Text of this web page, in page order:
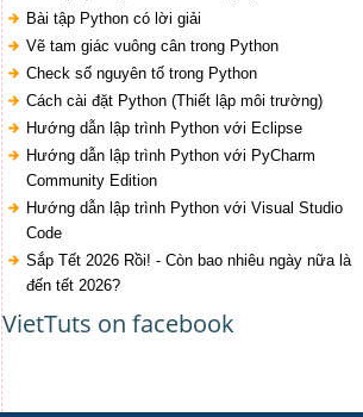
Bài tập Python có lời giải
Vẽ tam giác vuông cân trong Python
Check số nguyên tố trong Python
Cách cài đặt Python (Thiết lập môi trường)
Hướng dẫn lập trình Python với Eclipse
Hướng dẫn lập trình Python với PyCharm
Community Edition
Hướng dẫn lập trình Python với Visual Studio
Code
Sắp Tết 2026 Rồi! - Còn bao nhiêu ngày nữa là
đến tết 2026?
VietTuts on facebook